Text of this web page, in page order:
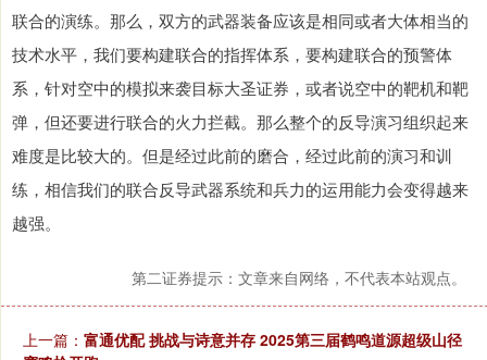
联合的演练。那么，双方的武器装备应该是相同或者大体相当的
技术水平，我们要构建联合的指挥体系，要构建联合的预警体
系，针对空中的模拟来袭目标大圣证券，或者说空中的靶机和靶
弹，但还要进行联合的火力拦截。那么整个的反导演习组织起来
难度是比较大的。但是经过此前的磨合，经过此前的演习和训
练，相信我们的联合反导武器系统和兵力的运用能力会变得越来
越强。
第二证券提示：文章来自网络，不代表本站观点。
上一篇： 富通优配 挑战与诗意并存 2025第三届鹤鸣道源超级山径